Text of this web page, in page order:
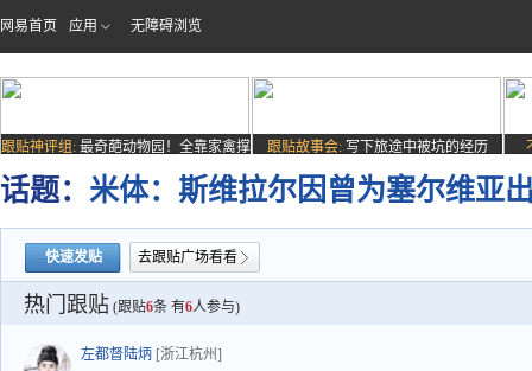
网易首页 应用 无障碍浏览
跟贴神评组: 最奇葩动物园！全靠家禽撑
场子
跟贴故事会: 写下旅途中被坑的经历
话题： 米体：斯维拉尔因曾为塞尔维亚
快速发贴 去跟贴广场看看
热门跟贴 (跟贴6条 有6人参与)
左都督陆炳 [浙江杭州]